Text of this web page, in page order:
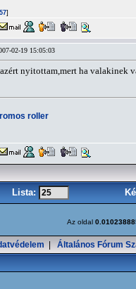
]
02-19 15:05:03
nyitottam,mert ha valakinek
roller
Lista:
Az oldal
Általános Fórum